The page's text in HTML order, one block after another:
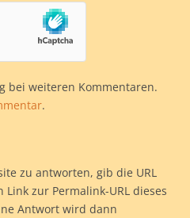
bei weiteren Kommentaren.
.
zu antworten, gib die URL
zur Permalink-URL dieses
Antwort wird dann